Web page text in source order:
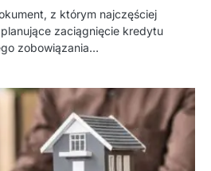
z którym najczęściej
zaciągnięcie kredytu
zobowiązania…